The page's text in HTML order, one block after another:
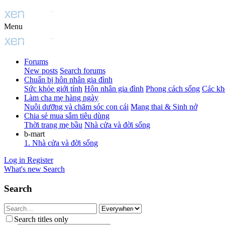
Menu
Forums
New posts Search forums
Chuẩn bị hôn nhân gia đình
Sức khỏe giới tính Hôn nhân gia đình Phong cách sống Các
Làm cha mẹ hàng ngày
Nuôi dưỡng và chăm sóc con cái Mang thai & Sinh nở
Chia sẻ mua sắm tiêu dùng
Thời trang mẹ bầu Nhà cửa và đời sống
b-mart
1. Nhà cửa và đời sống
Log in Register
What's new Search
Search
Search titles only